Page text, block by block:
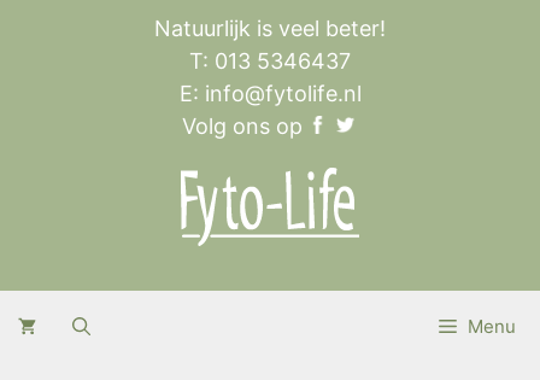
Natuurlijk is veel beter!
T: 013 5346437
E: info@fytolife.nl
Volg ons op
Menu